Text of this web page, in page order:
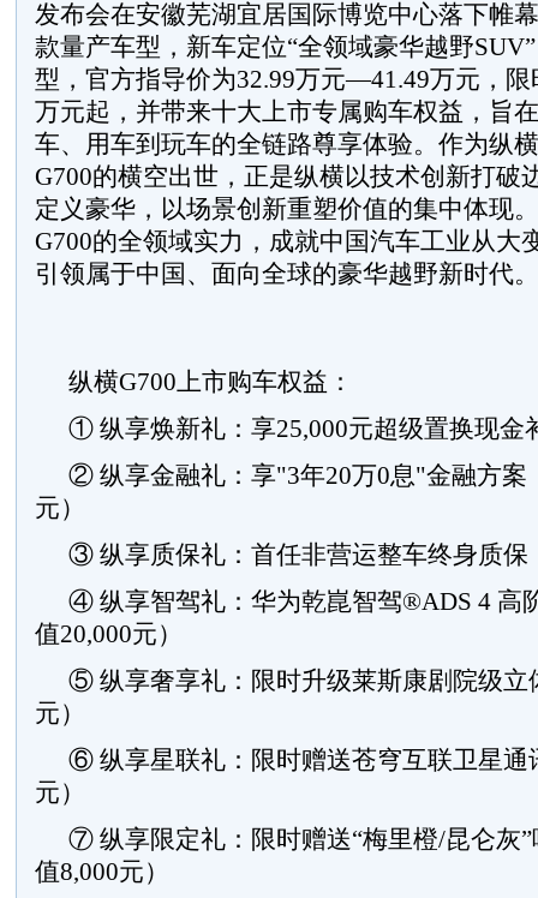
发布会在安徽芜湖宜居国际博览中心落下帷
款量产车型，新车定位“全领域豪华越野
型，官方指导价为32.99万元—41.49万元，限
万元起，并带来十大上市专属购车权益，旨
车、用车到玩车的全链路尊享体验。作为纵
G700的横空出世，正是纵横以技术创新打破
定义豪华，以场景创新重塑价值的集中体现
G700的全领域实力，成就中国汽车工业从大
引领属于中国、面向全球的豪华越野新时代。
纵横G700上市购车权益：
① 纵享焕新礼：享25,000元超级置换现金
② 纵享金融礼：享"3年20万0息"金融方案
元）
③ 纵享质保礼：首任非营运整车终身质保
④ 纵享智驾礼：华为乾崑智驾®ADS 4 高
值20,000元）
⑤ 纵享奢享礼：限时升级莱斯康剧院级立
元）
⑥ 纵享星联礼：限时赠送苍穹互联卫星通
元）
⑦ 纵享限定礼：限时赠送“梅里橙/昆仑灰
值8,000元）